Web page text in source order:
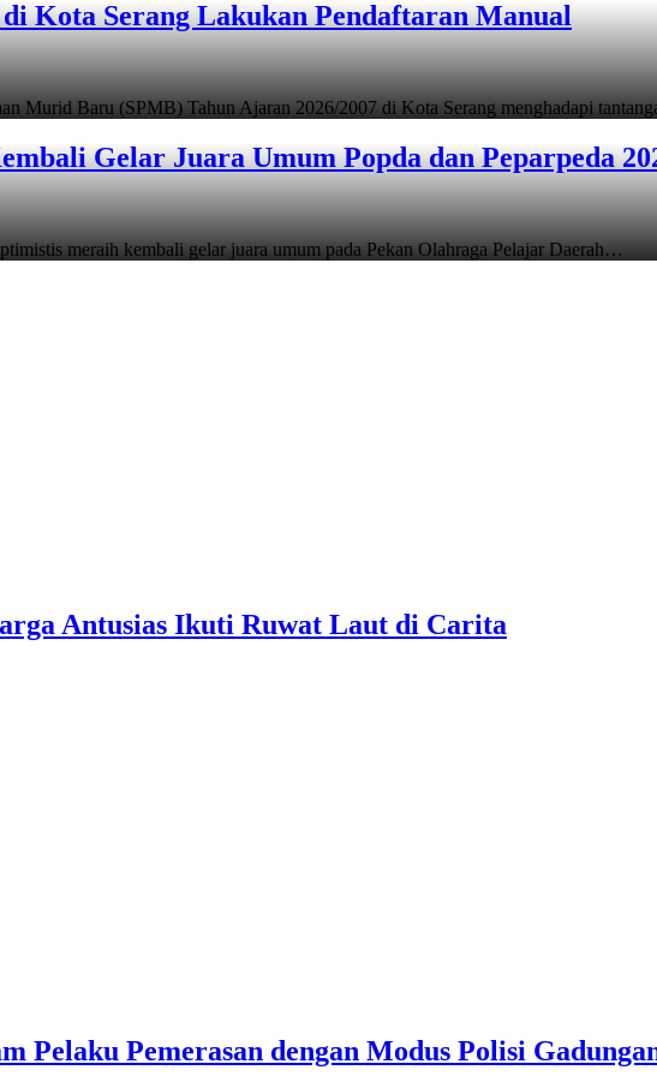
Kota Serang Lakukan Pendaftaran Manual
Murid Baru (SPMB) Tahun Ajaran 2026/2007 di Kota Serang menghadapi
Gelar Juara Umum Popda dan Peparpeda
meraih kembali gelar juara umum pada Pekan Olahraga Pelajar Daerah…
Antusias Ikuti Ruwat Laut di Carita
Pelaku Pemerasan dengan Modus Polisi